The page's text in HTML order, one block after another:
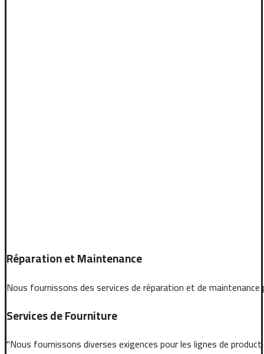
Réparation et Maintenance
Nous fournissons des services de réparation et de
Services de Fourniture
"Nous fournissons diverses exigences pour les lignes de